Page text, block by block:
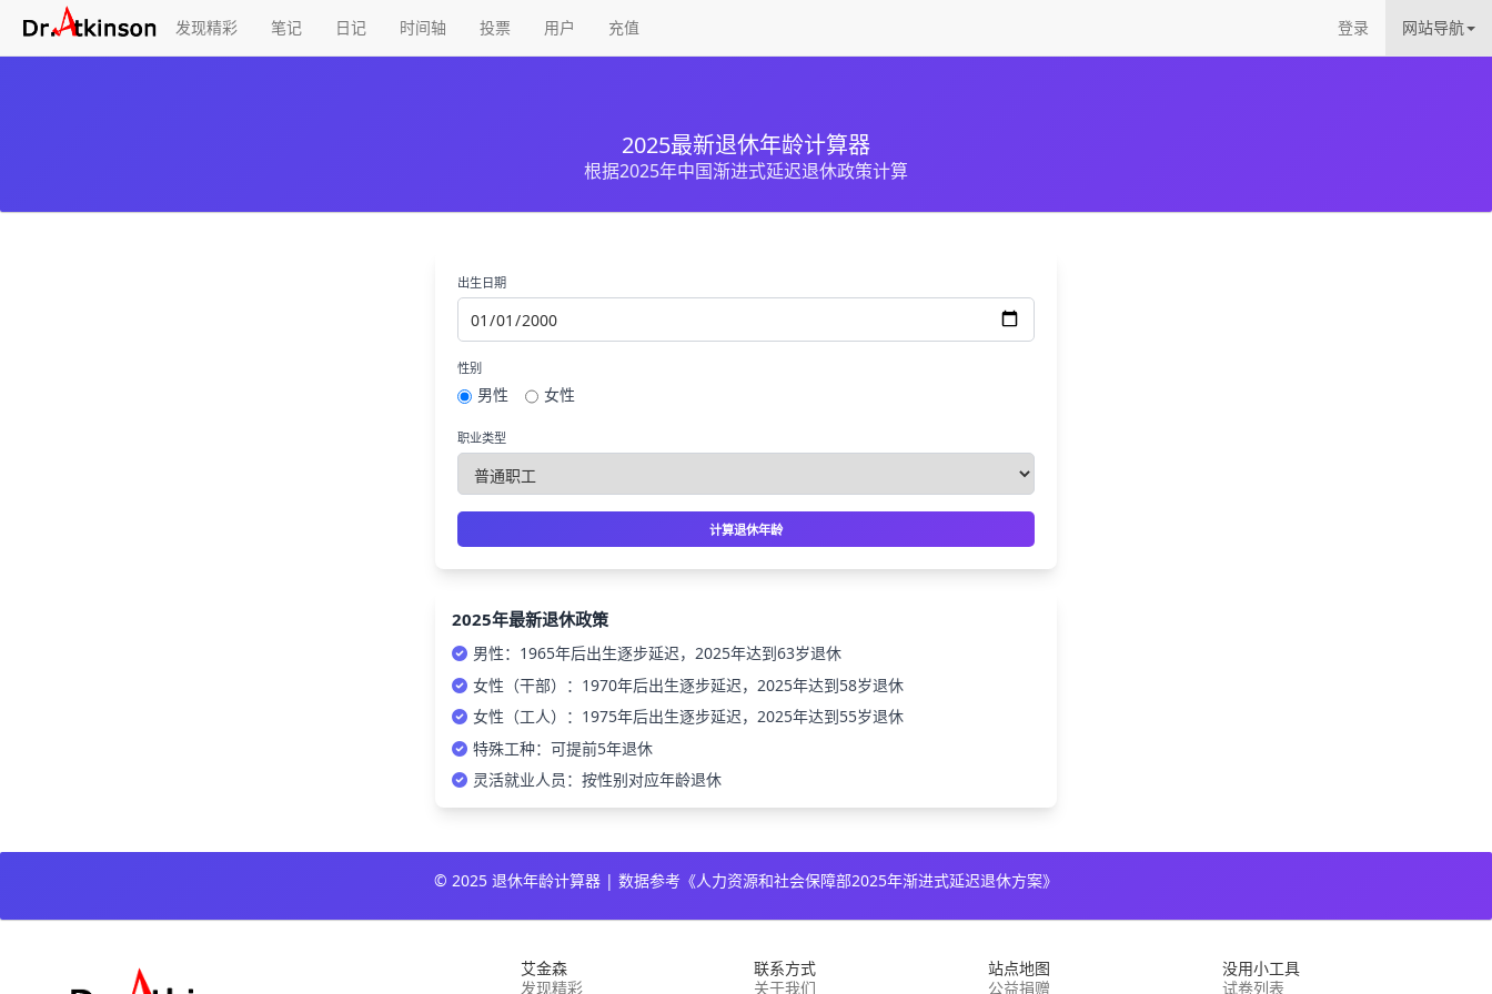
发现精彩 笔记 日记 时间轴 投票 用户 充值 登录 网站导航
2025最新退休年龄计算器
根据2025年中国渐进式延迟退休政策计算
出生日期
性别
男性 女性
职业类型
计算退休年龄
2025年最新退休政策
男性：1965年后出生逐步延迟，2025年达到63岁退休
女性（干部）：1970年后出生逐步延迟，2025年达到58岁退休
女性（工人）：1975年后出生逐步延迟，2025年达到55岁退休
特殊工种：可提前5年退休
灵活就业人员：按性别对应年龄退休
© 2025 退休年龄计算器 | 数据参考《人力资源和社会保障部2025年渐进式延迟退休方案》
艾金森
发现精彩
联系方式
关于我们
站点地图
公益捐赠
没用小工具
试卷列表